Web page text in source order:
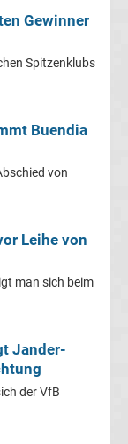
Gewinner
Spitzenklubs
Buendia
von
Leihe von
man sich beim
Jander-
der VfB